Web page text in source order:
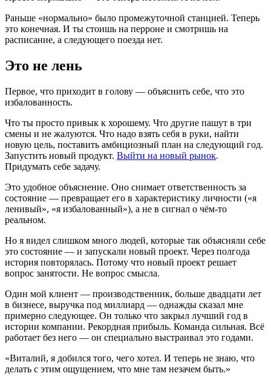
Раньше «нормально» было промежуточной станцией. Теперь
это конечная. И ты стоишь на перроне и смотришь на
расписание, а следующего поезда нет.
Это не лень
Первое, что приходит в голову — объяснить себе, что это
избалованность.
Что ты просто привык к хорошему. Что другие пашут в три
смены и не жалуются. Что надо взять себя в руки, найти
новую цель, поставить амбициозный план на следующий год.
Запустить новый продукт. Выйти на новый рынок.
Придумать себе задачу.
Это удобное объяснение. Оно снимает ответственность за
состояние — превращает его в характеристику личности («я
ленивый», «я избалованный»), а не в сигнал о чём-то
реальном.
Но я видел слишком много людей, которые так объясняли себе
это состояние — и запускали новый проект. Через полгода
история повторялась. Потому что новый проект решает
вопрос занятости. Не вопрос смысла.
Один мой клиент — производственник, больше двадцати лет
в бизнесе, выручка под миллиард — однажды сказал мне
примерно следующее. Он только что закрыл лучший год в
истории компании. Рекордная прибыль. Команда сильная. Всё
работает без него — он специально выстраивал это годами.
«Виталий, я добился того, чего хотел. И теперь не знаю, что
делать с этим ощущением, что мне там незачем быть.»